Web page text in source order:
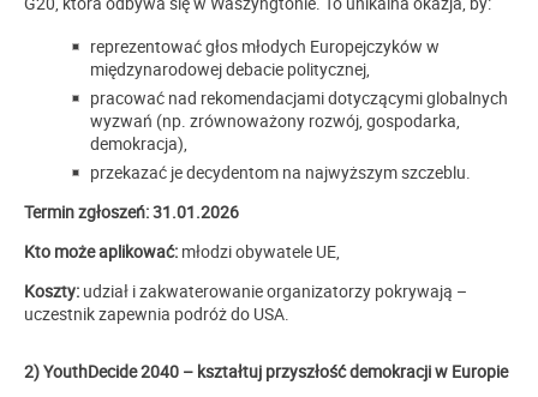
reprezentować głos młodych Europejczyków w
międzynarodowej debacie politycznej,
pracować nad rekomendacjami dotyczącymi globalnych
wyzwań (np. zrównoważony rozwój, gospodarka,
demokracja),
przekazać je decydentom na najwyższym szczeblu.
Termin zgłoszeń: 31.01.2026
Kto może aplikować: młodzi obywatele UE,
Koszty: udział i zakwaterowanie organizatorzy pokrywają –
uczestnik zapewnia podróż do USA.
2) YouthDecide 2040 – kształtuj przyszłość demokracji w Europie